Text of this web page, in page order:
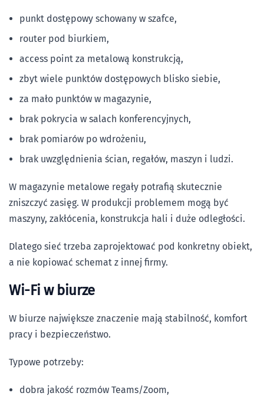
punkt dostępowy schowany w szafce,
router pod biurkiem,
access point za metalową konstrukcją,
zbyt wiele punktów dostępowych blisko siebie,
za mało punktów w magazynie,
brak pokrycia w salach konferencyjnych,
brak pomiarów po wdrożeniu,
brak uwzględnienia ścian, regałów, maszyn i ludzi.
W magazynie metalowe regały potrafią skutecznie
zniszczyć zasięg. W produkcji problemem mogą być
maszyny, zakłócenia, konstrukcja hali i duże odległości.
Dlatego sieć trzeba zaprojektować pod konkretny obiekt,
a nie kopiować schemat z innej firmy.
Wi-Fi w biurze
W biurze największe znaczenie mają stabilność, komfort
pracy i bezpieczeństwo.
Typowe potrzeby:
dobra jakość rozmów Teams/Zoom,